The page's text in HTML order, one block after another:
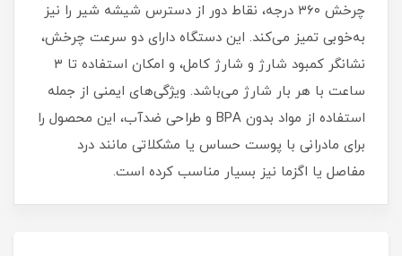
چرخش ۳۶۰ درجه، نقاط دور از دسترس شیشه شیر را نیز
به‌خوبی تمیز می‌کند. این دستگاه دارای دو سرعت چرخش،
نشانگر کمبود شارژ و شارژ کامل، و امکان استفاده تا ۳
ساعت با هر بار شارژ می‌باشد. ویژگی‌های ایمنی از جمله
استفاده از مواد بدون BPA و طراحی ضدآب، این محصول را
برای مادرانی با پوست حساس یا مشکلاتی مانند درد
مفاصل یا اگزما نیز بسیار مناسب کرده است.